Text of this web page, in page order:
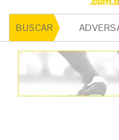
BUSCAR